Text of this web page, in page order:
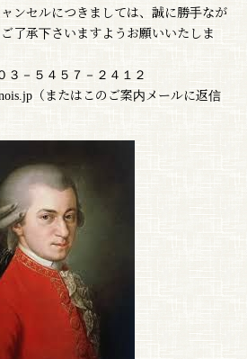
ンセルにつきましては、誠に勝手なが
了承下さいますようお願いいたしま
－５４５７－２４１２
たはこのご案内メールに返信